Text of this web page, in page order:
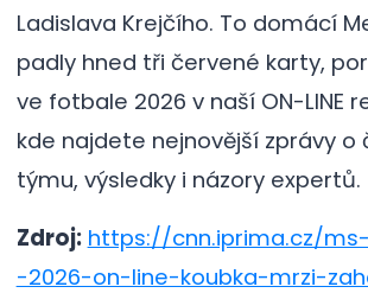
Ladislava Krejčího. To domácí
padly hned tři červené karty,
ve fotbale 2026 v naší ON-LINE
kde najdete nejnovější zprávy o
týmu, výsledky i názory expertů.
Zdroj: https://cnn.iprima.cz/
-2026-on-line-koubka-mrzi-